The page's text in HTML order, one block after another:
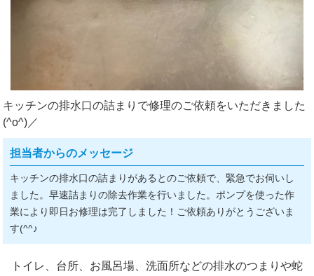
キッチンの排水口の詰まりで修理のご依頼をいただきました
(^o^)／
担当者からのメッセージ
キッチンの排水口の詰まりがあるとのご依頼で、緊急でお伺いし
ました。早速詰まりの除去作業を行いました。ポンプを使った作
業により即日お修理は完了しました！ご依頼ありがとうございま
す(^^♪
トイレ、台所、お風呂場、洗面所などの排水のつまりや蛇